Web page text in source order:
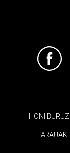
HONI BURUZ
ARAUAK